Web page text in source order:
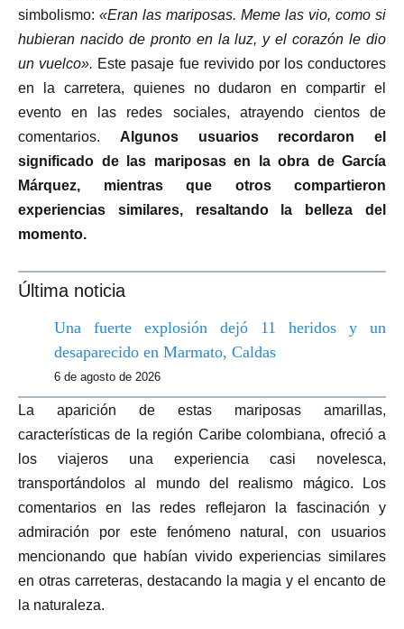
simbolismo: «Eran las mariposas. Meme las vio, como si
hubieran nacido de pronto en la luz, y el corazón le dio
un vuelco». Este pasaje fue revivido por los conductores
en la carretera, quienes no dudaron en compartir el
evento en las redes sociales, atrayendo cientos de
comentarios. Algunos usuarios recordaron el
significado de las mariposas en la obra de García
Márquez, mientras que otros compartieron
experiencias similares, resaltando la belleza del
momento.
Última noticia
Una fuerte explosión dejó 11 heridos y un
desaparecido en Marmato, Caldas
6 de agosto de 2026
La aparición de estas mariposas amarillas,
características de la región Caribe colombiana, ofreció a
los viajeros una experiencia casi novelesca,
transportándolos al mundo del realismo mágico. Los
comentarios en las redes reflejaron la fascinación y
admiración por este fenómeno natural, con usuarios
mencionando que habían vivido experiencias similares
en otras carreteras, destacando la magia y el encanto de
la naturaleza.